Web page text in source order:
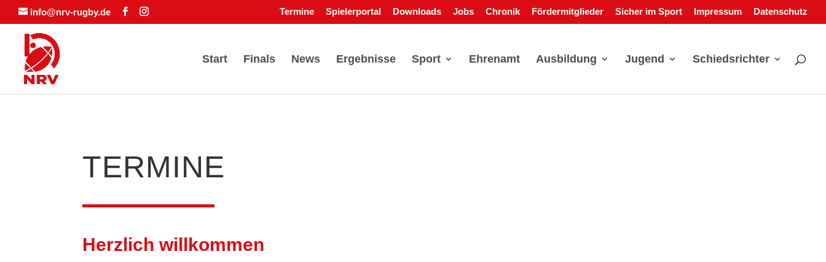
info@nrv-rugby.de Termine Spielerportal Downloads Jobs Chronik Fördermitglieder Sicher im Sport Impressum Datenschutz
Start Finals News Ergebnisse Sport Ehrenamt Ausbildung Jugend Schiedsrichter
TERMINE
Herzlich willkommen